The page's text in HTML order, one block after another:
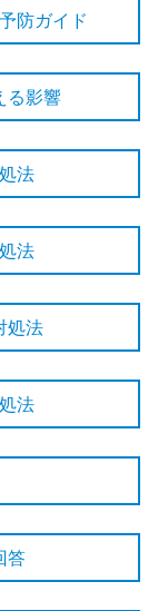
防ガイド
る影響
法
法
処法
法
答